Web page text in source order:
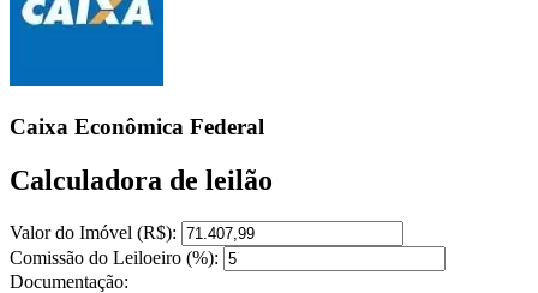
Caixa Econômica Federal
Calculadora de leilão
Valor do Imóvel (R$):
Comissão do Leiloeiro (%):
Documentação: